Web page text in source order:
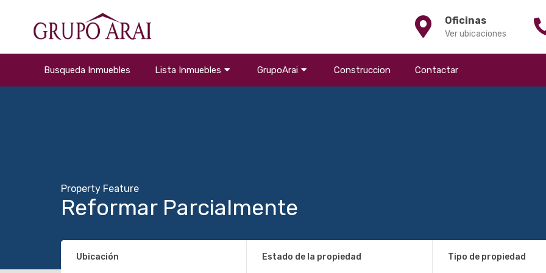
Oficinas
Ver ubicaciones
Busqueda Inmuebles Lista Inmuebles GrupoArai Construccion Contactar
Property Feature
Reformar Parcialmente
Ubicación Estado de la propiedad Tipo de propiedad